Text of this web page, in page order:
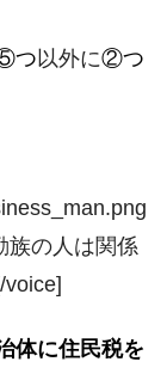
つ以外に②つ
族の人は関係
voice]
体に住民税を